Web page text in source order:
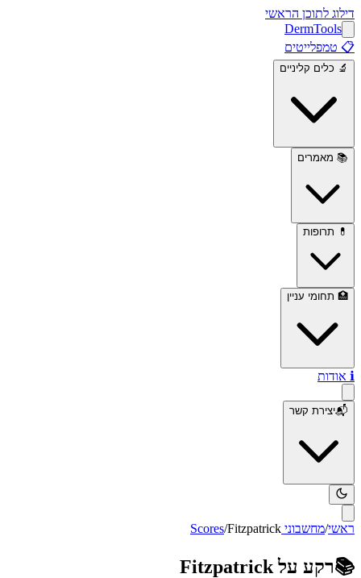
דילוג לתוכן הראשי
DermTools
📋 טמפלייטים
🔬 כלים קליניים
📚 מאמרים
💊 תרופות
🏥 תחומי עניין
ℹ️ אודות
📬יצירת קשר
ראשי/מחשבוני Scores /Fitzpatrick
📚רקע עלFitzpatrick